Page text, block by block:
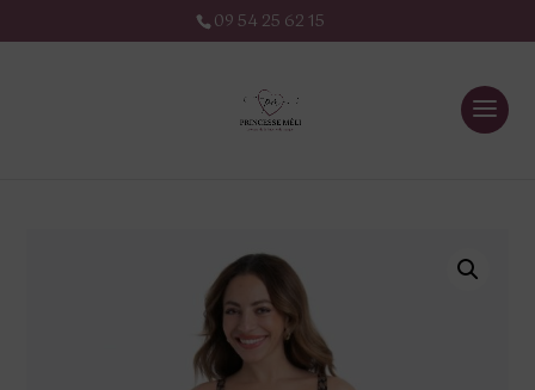
09 54 25 62 15